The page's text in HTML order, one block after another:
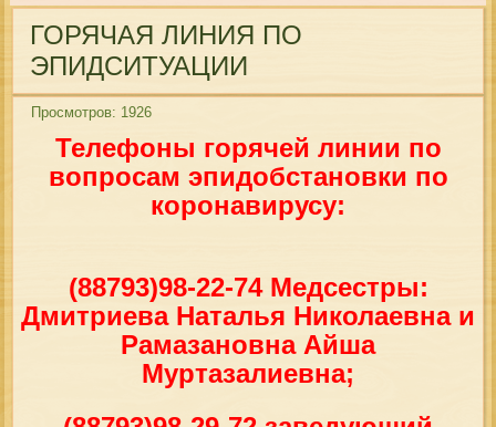
ГОРЯЧАЯ ЛИНИЯ ПО
ЭПИДСИТУАЦИИ
Просмотров: 1926
Телефоны горячей линии по
вопросам эпидобстановки по
коронавирусу:
(88793)98-22-74Медсестры:
Дмитриева Наталья Николаевна и
Рамазановна Айша
Муртазалиевна;